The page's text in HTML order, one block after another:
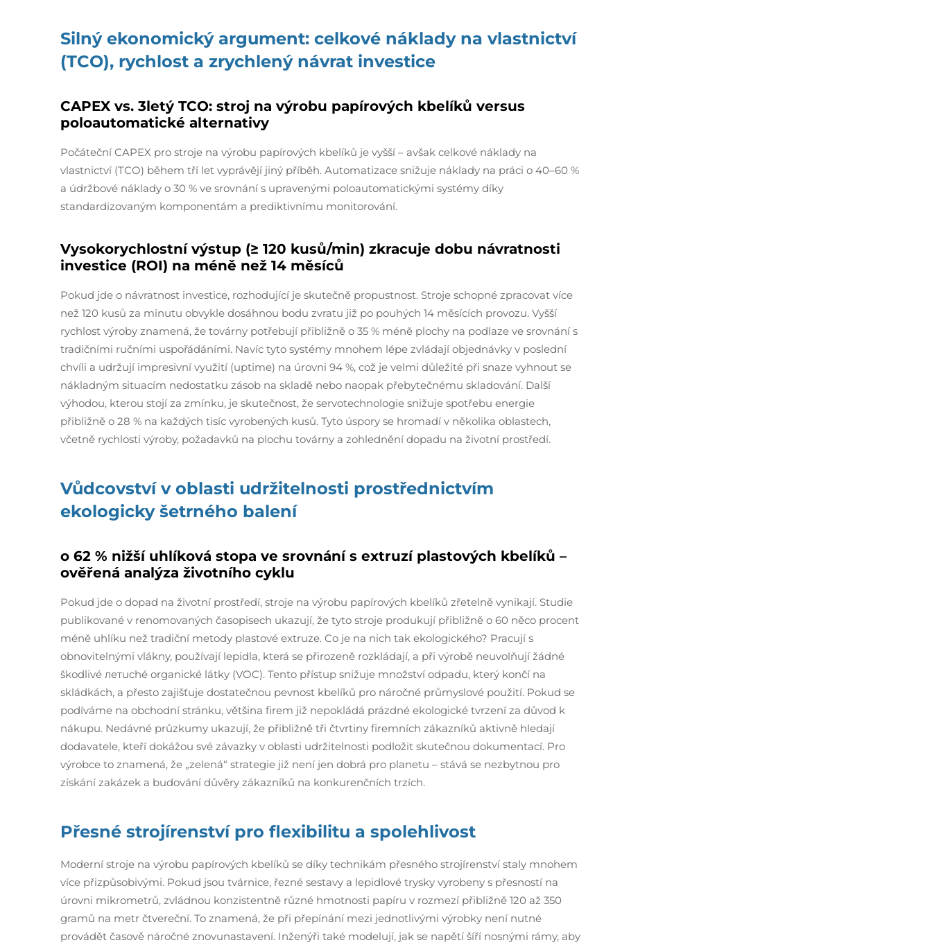
Silný ekonomický argument: celkové náklady na vlastnictví
(TCO), rychlost a zrychlený návrat investice
CAPEX vs. 3letý TCO: stroj na výrobu papírových kbelíků versus
poloautomatické alternativy
Počáteční CAPEX pro stroje na výrobu papírových kbelíků je vyšší – avšak celkové náklady na
vlastnictví (TCO) během tří let vyprávějí jiný příběh. Automatizace snižuje náklady na práci o 40–60 %
a údržbové náklady o 30 % ve srovnání s upravenými poloautomatickými systémy díky
standardizovaným komponentám a prediktivnímu monitorování.
Vysokorychlostní výstup (≥ 120 kusů/min) zkracuje dobu návratnosti
investice (ROI) na méně než 14 měsíců
Pokud jde o návratnost investice, rozhodující je skutečně propustnost. Stroje schopné zpracovat více
než 120 kusů za minutu obvykle dosáhnou bodu zvratu již po pouhých 14 měsících provozu. Vyšší
rychlost výroby znamená, že továrny potřebují přibližně o 35 % méně plochy na podlaze ve srovnání s
tradičními ručními uspořádáními. Navíc tyto systémy mnohem lépe zvládají objednávky v poslední
chvíli a udržují impresivní využití (uptime) na úrovni 94 %, což je velmi důležité při snaze vyhnout se
nákladným situacím nedostatku zásob na skladě nebo naopak přebytečnému skladování. Další
výhodou, kterou stojí za zmínku, je skutečnost, že servotechnologie snižuje spotřebu energie
přibližně o 28 % na každých tisíc vyrobených kusů. Tyto úspory se hromadí v několika oblastech,
včetně rychlosti výroby, požadavků na plochu továrny a zohlednění dopadu na životní prostředí.
Vůdcovství v oblasti udržitelnosti prostřednictvím
ekologicky šetrného balení
o 62 % nižší uhlíková stopa ve srovnání s extruzí plastových kbelíků –
ověřená analýza životního cyklu
Pokud jde o dopad na životní prostředí, stroje na výrobu papírových kbelíků zřetelně vynikají. Studie
publikované v renomovaných časopisech ukazují, že tyto stroje produkují přibližně o 60 něco procent
méně uhlíku než tradiční metody plastové extruze. Co je na nich tak ekologického? Pracují s
obnovitelnými vlákny, používají lepidla, která se přirozeně rozkládají, a při výrobě neuvolňují žádné
škodlivé летuché organické látky (VOC). Tento přístup snižuje množství odpadu, který končí na
skládkách, a přesto zajišťuje dostatečnou pevnost kbelíků pro náročné průmyslové použití. Pokud se
podíváme na obchodní stránku, většina firem již nepokládá prázdné ekologické tvrzení za důvod k
nákupu. Nedávné průzkumy ukazují, že přibližně tři čtvrtiny firemních zákazníků aktivně hledají
dodavatele, kteří dokážou své závazky v oblasti udržitelnosti podložit skutečnou dokumentací. Pro
výrobce to znamená, že „zelená“ strategie již není jen dobrá pro planetu – stává se nezbytnou pro
získání zakázek a budování důvěry zákazníků na konkurenčních trzích.
Přesné strojírenství pro flexibilitu a spolehlivost
Moderní stroje na výrobu papírových kbelíků se díky technikám přesného strojírenství staly mnohem
více přizpůsobivými. Pokud jsou tvárnice, řezné sestavy a lepidlové trysky vyrobeny s přesností na
úrovni mikrometrů, zvládnou konzistentně různé hmotnosti papíru v rozmezí přibližně 120 až 350
gramů na metr čtvereční. To znamená, že při přepínání mezi jednotlivými výrobky není nutné
provádět časově náročné znovunastavení. Inženýři také modelují, jak se napětí šíří nosnými rámy, aby